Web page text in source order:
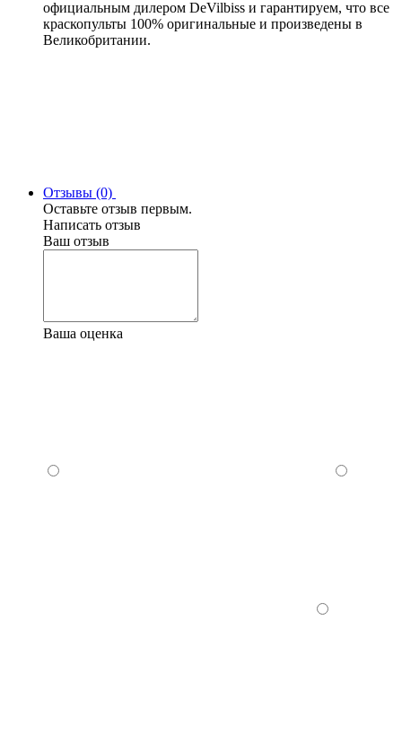
официальным дилером DeVilbiss и гарантируем, что все
краскопульты 100% оригинальные и произведены в
Великобритании.
Отзывы (0)
Оставьте отзыв первым.
Написать отзыв
Ваш отзыв
Ваша оценка